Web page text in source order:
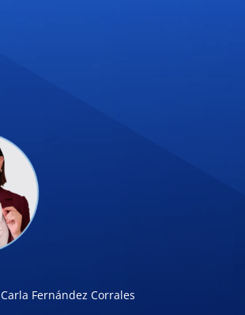
Carla Fernández Corrales